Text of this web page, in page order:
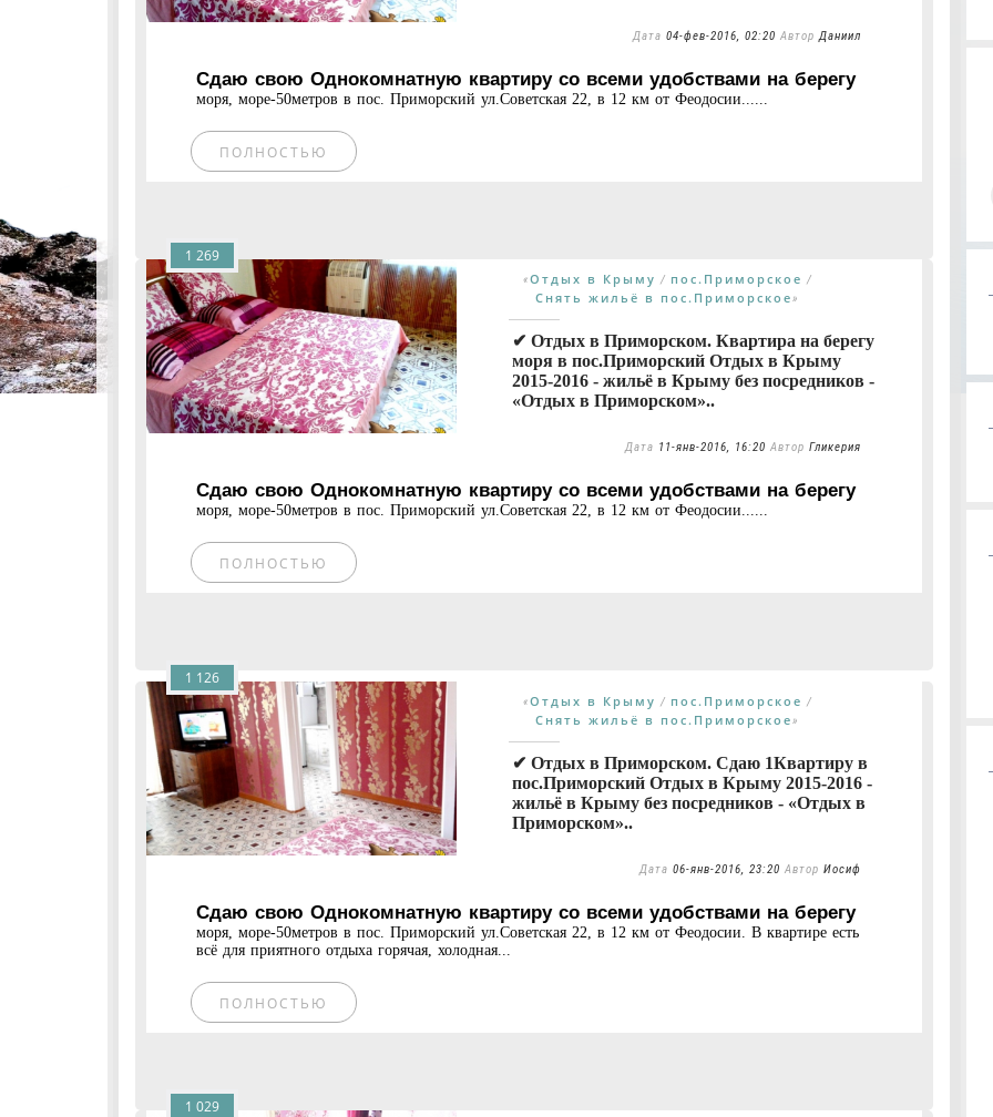
Дата 04-фев-2016, 02:20 АвторДаниил
Сдаю свою Однокомнатную квартиру со всеми удобствами на берегу
моря, море-50метров в пос. Приморский ул.Советская 22, в 12 км от Феодосии......
ПОЛНОСТЬЮ
«Отдых в Крыму / пос.Приморское /
Снять жильё в пос.Приморское»
✔ Отдых в Приморском. Квартира на берегу
моря в пос.Приморский Отдых в Крыму
2015-2016 - жильё в Крыму без посредников -
«Отдых в Приморском»..
Дата 11-янв-2016, 16:20 Автор Гликерия
Сдаю свою Однокомнатную квартиру со всеми удобствами на берегу
моря, море-50метров в пос. Приморский ул.Советская 22, в 12 км от Феодосии......
ПОЛНОСТЬЮ
1 269
«Отдых в Крыму / пос.Приморское /
Снять жильё в пос.Приморское»
✔ Отдых в Приморском. Сдаю 1Квартиру в
пос.Приморский Отдых в Крыму 2015-2016 -
жильё в Крыму без посредников - «Отдых в
Приморском»..
Дата 06-янв-2016, 23:20 Автор Иосиф
Сдаю свою Однокомнатную квартиру со всеми удобствами на берегу
моря, море-50метров в пос. Приморский ул.Советская 22, в 12 км от Феодосии. В квартире есть
всё для приятного отдыха горячая, холодная...
ПОЛНОСТЬЮ
1 126
1 029